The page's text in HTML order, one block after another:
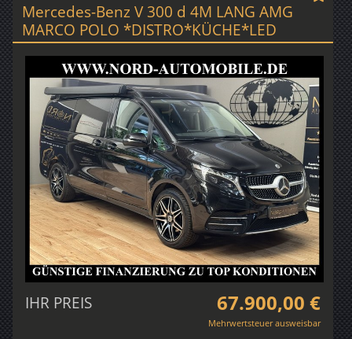
Mercedes-Benz V 300 d 4M LANG AMG
MARCO POLO *DISTRO*KÜCHE*LED
IHR PREIS 67.900,00 €
Mehrwertsteuer ausweisbar